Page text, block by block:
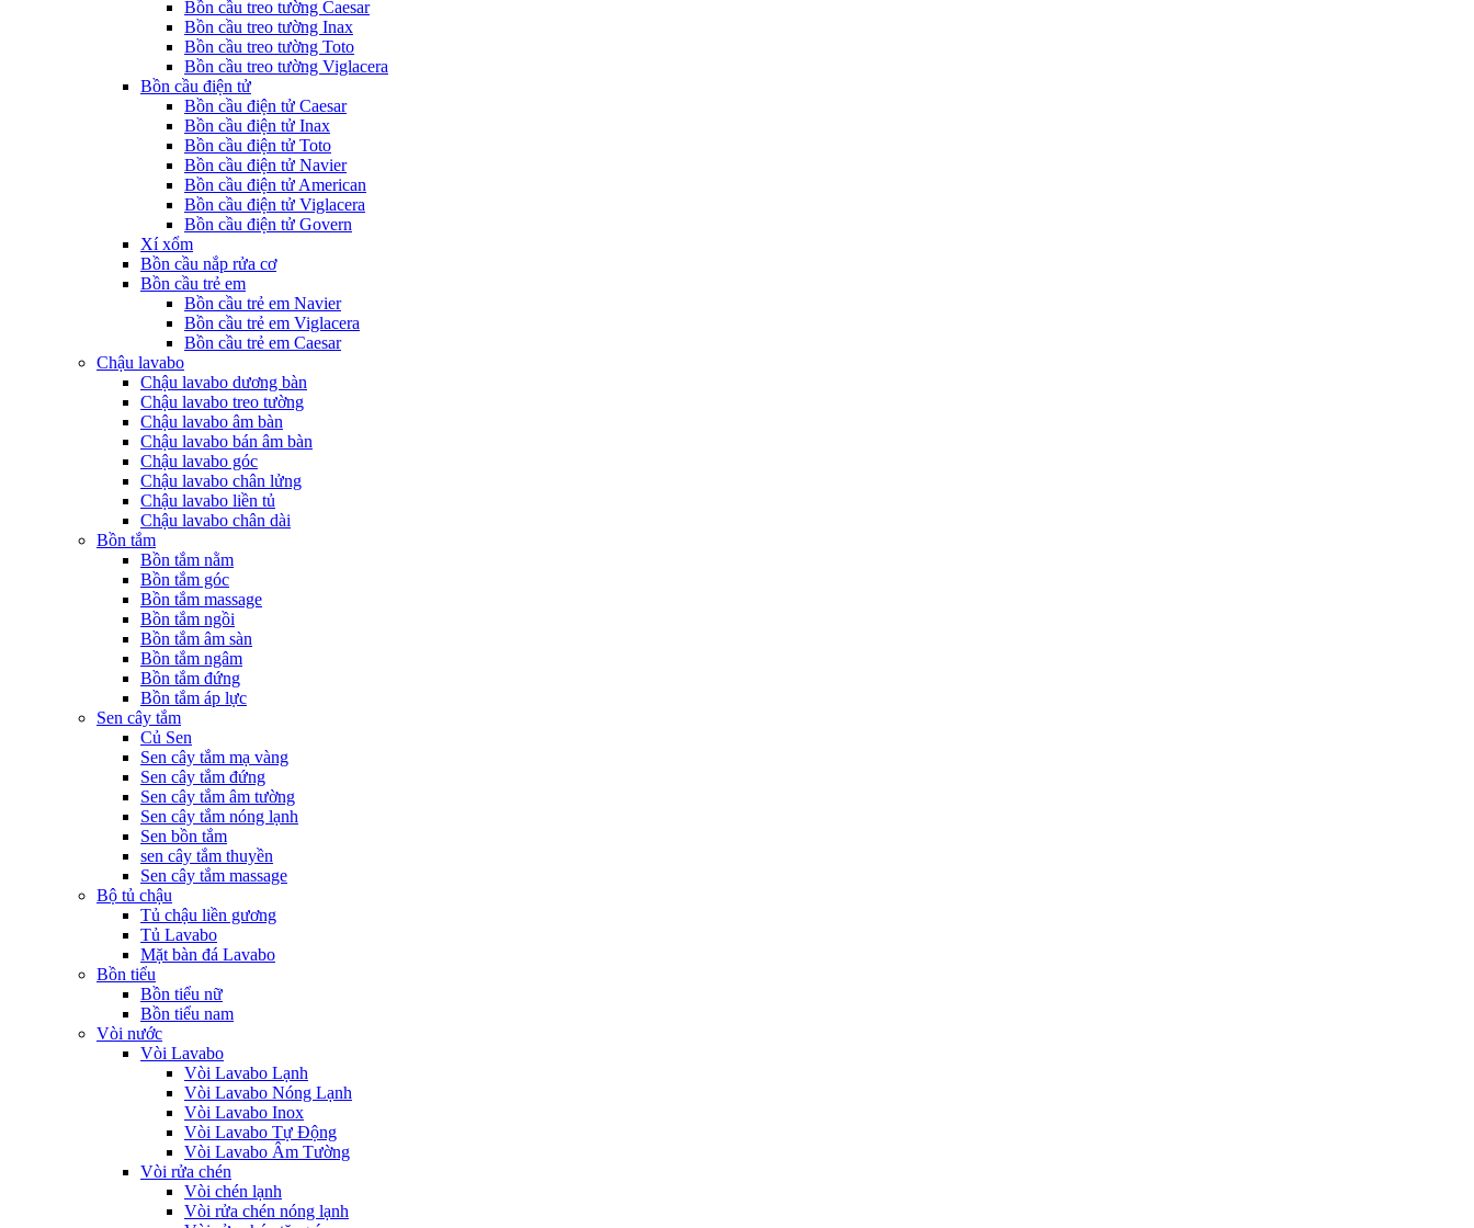
Bồn cầu treo tường Caesar
Bồn cầu treo tường Inax
Bồn cầu treo tường Toto
Bồn cầu treo tường Viglacera
Bồn cầu điện tử
Bồn cầu điện tử Caesar
Bồn cầu điện tử Inax
Bồn cầu điện tử Toto
Bồn cầu điện tử Navier
Bồn cầu điện tử American
Bồn cầu điện tử Viglacera
Bồn cầu điện tử Govern
Xí xổm
Bồn cầu nắp rửa cơ
Bồn cầu trẻ em
Bồn cầu trẻ em Navier
Bồn cầu trẻ em Viglacera
Bồn cầu trẻ em Caesar
Chậu lavabo
Chậu lavabo dương bàn
Chậu lavabo treo tường
Chậu lavabo âm bàn
Chậu lavabo bán âm bàn
Chậu lavabo góc
Chậu lavabo chân lửng
Chậu lavabo liền tủ
Chậu lavabo chân dài
Bồn tắm
Bồn tắm nằm
Bồn tắm góc
Bồn tắm massage
Bồn tắm ngồi
Bồn tắm âm sàn
Bồn tắm ngâm
Bồn tắm đứng
Bồn tắm áp lực
Sen cây tắm
Củ Sen
Sen cây tắm mạ vàng
Sen cây tắm đứng
Sen cây tắm âm tường
Sen cây tắm nóng lạnh
Sen bồn tắm
sen cây tắm thuyền
Sen cây tắm massage
Bộ tủ chậu
Tủ chậu liền gương
Tủ Lavabo
Mặt bàn đá Lavabo
Bồn tiểu
Bồn tiểu nữ
Bồn tiểu nam
Vòi nước
Vòi Lavabo
Vòi Lavabo Lạnh
Vòi Lavabo Nóng Lạnh
Vòi Lavabo Inox
Vòi Lavabo Tự Động
Vòi Lavabo Âm Tường
Vòi rửa chén
Vòi chén lạnh
Vòi rửa chén nóng lạnh